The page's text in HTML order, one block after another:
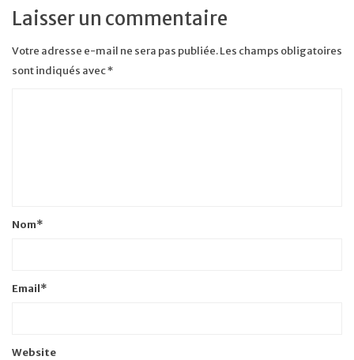
Laisser un commentaire
Votre adresse e-mail ne sera pas publiée.Les champs obligatoires
sont indiqués avec*
Nom*
Email*
Website